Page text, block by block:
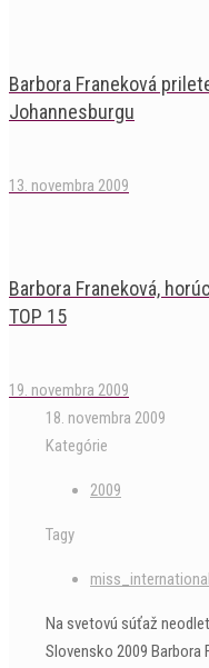
Barbora Franeková
Johannesburgu
13. novembra 2009
Barbora Franeková,
TOP 15
19. novembra 2009
18. novembra 2009
Kategórie
2009
Tagy
miss_international
Na svetovú súťaž
Slovensko 2009 Barbora